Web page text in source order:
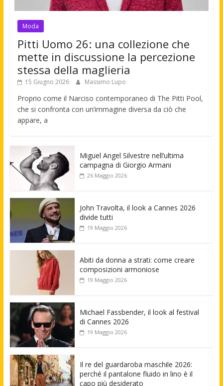
Moda
Pitti Uomo 26: una collezione che
mette in discussione la percezione
stessa della maglieria
15 Giugno 2026 Massimo Lupo
Proprio come il Narciso contemporaneo di The Pitti Pool,
che si confronta con un’immagine diversa da ciò che
appare, a
Miguel Angel Silvestre nell’ultima
campagna di Giorgio Armani
26 Maggio 2026
John Travolta, il look a Cannes 2026
divide tutti
19 Maggio 2026
Abiti da donna a strati: come creare
composizioni armoniose
19 Maggio 2026
Michael Fassbender, il look al festival
di Cannes 2026
19 Maggio 2026
Il re del guardaroba maschile 2026:
perché il pantalone fluido in lino è il
capo più desiderato